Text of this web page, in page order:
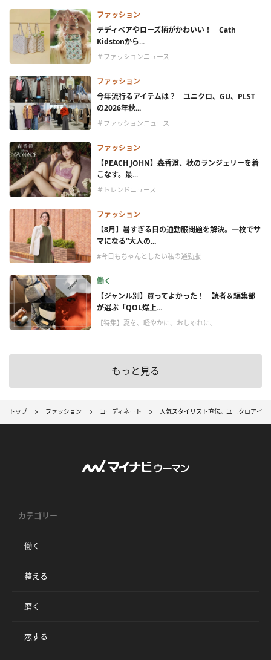
ファッション
テディベアやローズ柄がかわいい！ Cath
Kidstonから...
＃ファッションニュース
ファッション
今年流行るアイテムは？ ユニクロ、GU、PLST
の2026年秋...
＃ファッションニュース
ファッション
【PEACH JOHN】森香澄、秋のランジェリーを着
こなす。最...
＃トレンドニュース
ファッション
【8月】暑すぎる日の通勤服問題を解決。一枚でサ
マになる“大人の...
#今日もちゃんとしたい私の通勤服
働く
【ジャンル別】買ってよかった！ 読者＆編集部
が選ぶ「QOL爆上...
【特集】夏を、軽やかに、おしゃれに。
もっと見る
トップ ファッション コーディネート 人気スタイリスト直伝。ユニクロアイ
カテゴリー
働く
整える
磨く
恋する